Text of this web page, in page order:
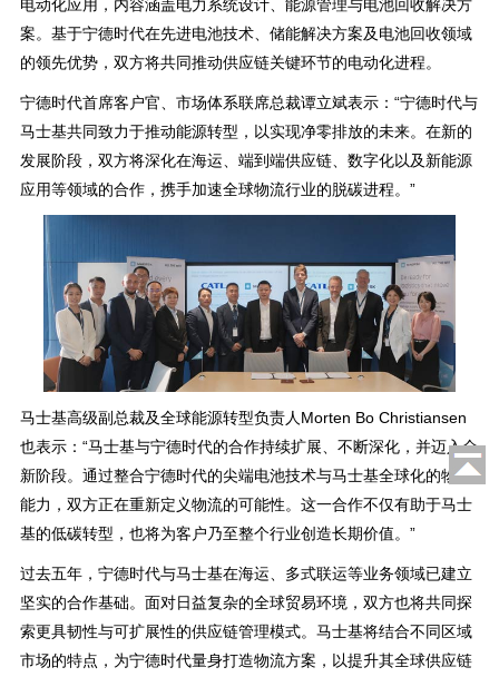
电动化应用，内容涵盖电力系统设计、能源管理与电池回收解决方
案。基于宁德时代在先进电池技术、储能解决方案及电池回收领域
的领先优势，双方将共同推动供应链关键环节的电动化进程。
宁德时代首席客户官、市场体系联席总裁谭立斌表示：“宁德时代与
马士基共同致力于推动能源转型，以实现净零排放的未来。在新的
发展阶段，双方将深化在海运、端到端供应链、数字化以及新能源
应用等领域的合作，携手加速全球物流行业的脱碳进程。”
马士基高级副总裁及全球能源转型负责人Morten Bo Christiansen
也表示：“马士基与宁德时代的合作持续扩展、不断深化，并迈入全
新阶段。通过整合宁德时代的尖端电池技术与马士基全球化的物流
能力，双方正在重新定义物流的可能性。这一合作不仅有助于马士
基的低碳转型，也将为客户乃至整个行业创造长期价值。”
过去五年，宁德时代与马士基在海运、多式联运等业务领域已建立
坚实的合作基础。面对日益复杂的全球贸易环境，双方也将共同探
索更具韧性与可扩展性的供应链管理模式。马士基将结合不同区域
市场的特点，为宁德时代量身打造物流方案，以提升其全球供应链